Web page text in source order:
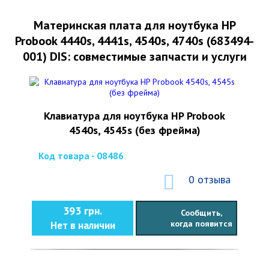
Материнская плата для ноутбука HP
Probook 4440s, 4441s, 4540s, 4740s (683494-
001) DIS: совместимые запчасти и услуги
Клавиатура для ноутбука HP Probook
4540s, 4545s (без фрейма)
Код товара - 08486
0 отзыва
393 грн.
Нет в наличии
Сообщить,
когда появится